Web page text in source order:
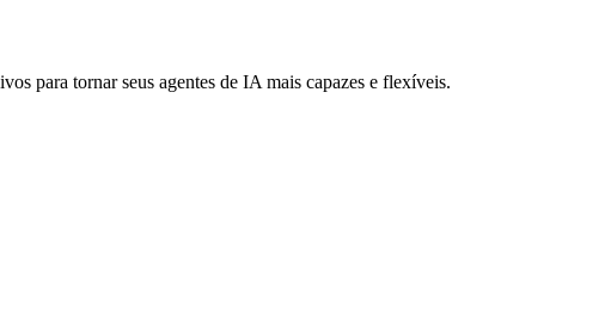
para tornar seus agentes de IA mais capazes e flexíveis.